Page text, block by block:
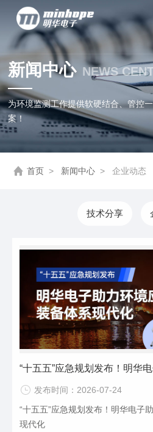
新闻中心 NEWS
为环境监测工作提供软硬结合、管控
案！
首页 > 新闻中心 > 企业动态
技术分享
发布时间：2026-07-24
“十五五”应急规划发布！明华电子
现代化